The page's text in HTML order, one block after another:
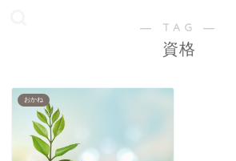
― TAG ―
資格
おかね